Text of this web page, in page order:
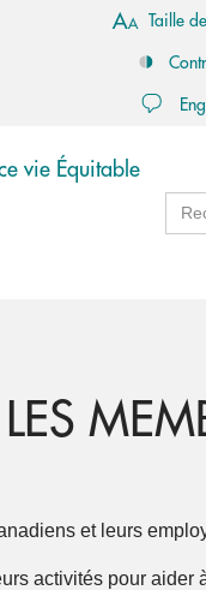
Taille
vie Équitable
et leurs
activités pour aider